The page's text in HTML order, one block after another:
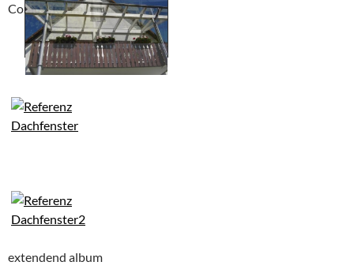
Compackt album
extendend album